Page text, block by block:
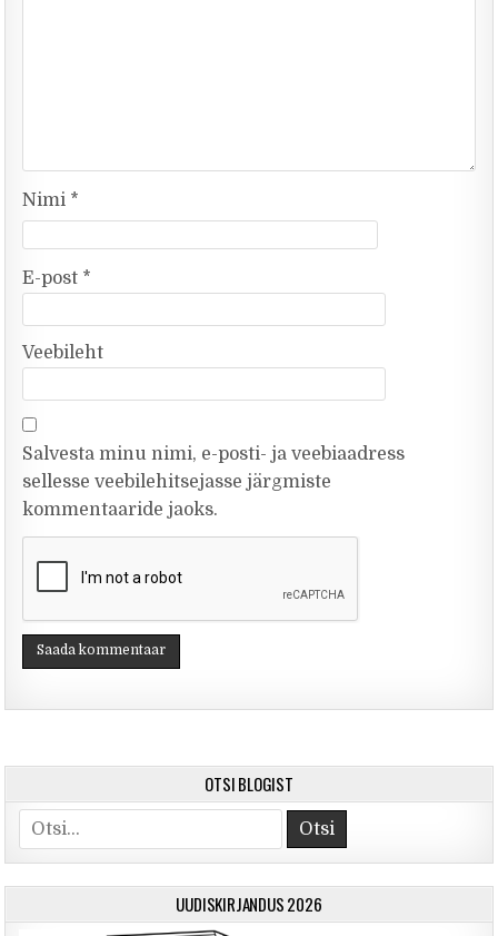
Nimi *
E-post *
Veebileht
Salvesta minu nimi, e-posti- ja veebiaadress
sellesse veebilehitsejasse järgmiste
kommentaaride jaoks.
OTSI BLOGIST
Otsi
UUDISKIRJANDUS 2026